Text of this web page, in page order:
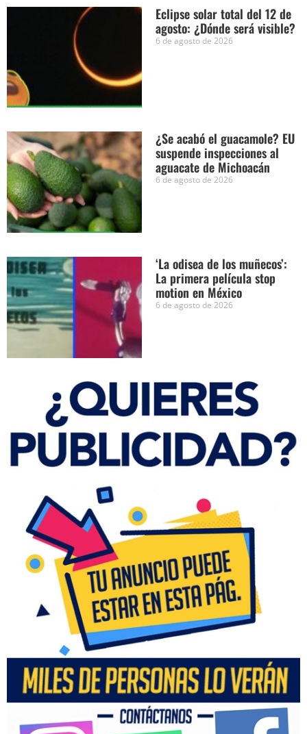
Eclipse solar total del 12 de
agosto: ¿Dónde será visible?
6 de agosto de 2026
¿Se acabó el guacamole? EU
suspende inspecciones al
aguacate de Michoacán
6 de agosto de 2026
‘La odisea de los muñecos’:
La primera película stop
motion en México
6 de agosto de 2026